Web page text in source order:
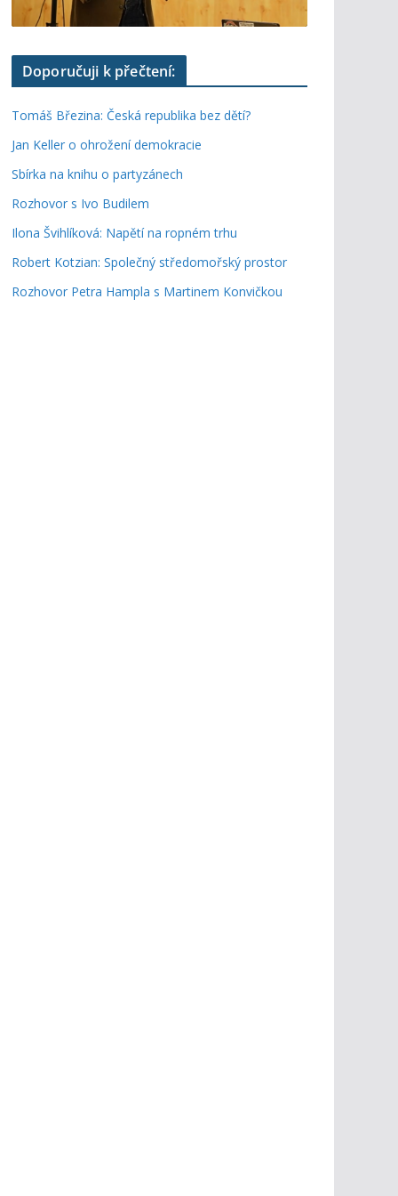
Doporučuji k přečtení:
Tomáš Březina: Česká republika bez dětí?
Jan Keller o ohrožení demokracie
Sbírka na knihu o partyzánech
Rozhovor s Ivo Budilem
Ilona Švihlíková: Napětí na ropném trhu
Robert Kotzian: Společný středomořský prostor
Rozhovor Petra Hampla s Martinem Konvičkou